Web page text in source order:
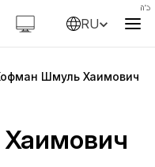
RU
Шмуль Хаимович